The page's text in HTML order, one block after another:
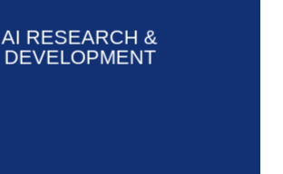
AI RESEARCH &
DEVELOPMENT